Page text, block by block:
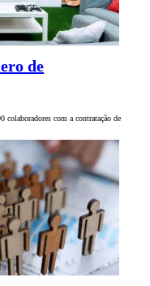
de
colaboradores com a contratação de